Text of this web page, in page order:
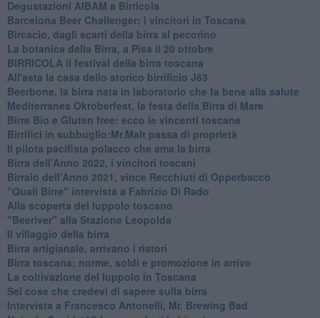
​Degustazioni AIBAM a Birricola
​Barcelona Beer Challenger: i vincitori in Toscana
Bircacio, dagli scarti della birra al pecorino
​La botanica della Birra, a Pisa il 20 ottobre
BIRRICOLA il festival della birra toscana
​All'asta la casa dello storico birrificio J63
Beerbone, la birra nata in laboratorio che fa bene alla salute
Mediterranea Oktoberfest, la festa della Birra di Mare
​Birre Bio e Gluten free: ecco le vincenti toscane
​Birrifici in subbuglio:Mr.Malt passa di proprietà
​Il pilota pacifista polacco che ama la birra
​Birra dell’Anno 2022, i vincitori toscani
Birraio dell’Anno 2021, vince Recchiuti di Opperbacco
"Quali Birre" intervista a Fabrizio Di Rado
​Alla scoperta del luppolo toscano
"Beeriver" alla Stazione Leopolda
Il villaggio della birra
Birra artigianale, arrivano i ristori
Birra toscana: norme, soldi e promozione in arrivo
La coltivazione del luppolo in Toscana
Sei cose che credevi di sapere sulla birra
Intervista a Francesco Antonelli, Mr. Brewing Bad